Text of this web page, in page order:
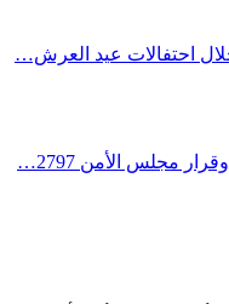
احتفالات عيد العرش…
مجلس الأمن 2797…